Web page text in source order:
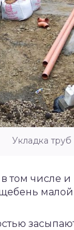
Укладка труб
том числе